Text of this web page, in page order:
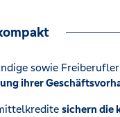
kassieren
sowie
ihrer
sichern die